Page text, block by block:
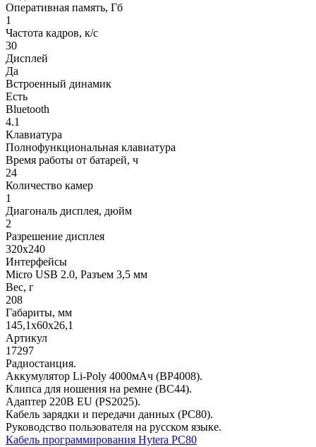
Оперативная память, Гб
1
Частота кадров, к/с
30
Дисплей
Да
Встроенный динамик
Есть
Bluetooth
4.1
Клавиатура
Полнофункциональная клавиатура
Время работы от батарей, ч
24
Количество камер
1
Диагональ дисплея, дюйм
2
Разрешение дисплея
320x240
Интерфейсы
Micro USB 2.0, Разъем 3,5 мм
Вес, г
208
Габариты, мм
145,1x60х26,1
Артикул
17297
Радиостанция.
Аккумулятор Li-Poly 4000мАч (BP4008).
Клипса для ношения на ремне (BC44).
Адаптер 220В EU (PS2025).
Кабель зарядки и передачи данных (PC80).
Руководство пользователя на русском языке.
Кабель программирования Hytera PC80